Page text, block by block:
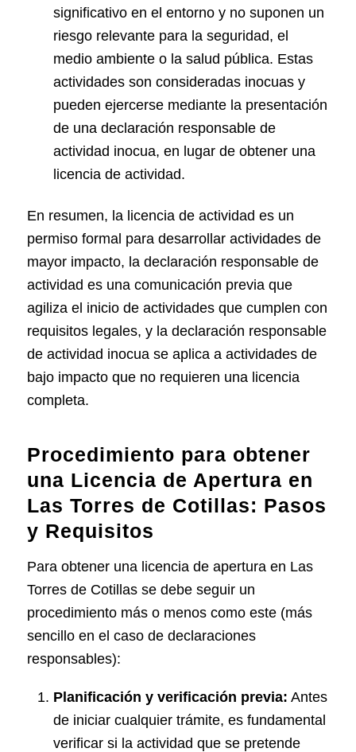
significativo en el entorno y no suponen un
riesgo relevante para la seguridad, el
medio ambiente o la salud pública. Estas
actividades son consideradas inocuas y
pueden ejercerse mediante la presentación
de una declaración responsable de
actividad inocua, en lugar de obtener una
licencia de actividad.
En resumen, la licencia de actividad es un
permiso formal para desarrollar actividades de
mayor impacto, la declaración responsable de
actividad es una comunicación previa que
agiliza el inicio de actividades que cumplen con
requisitos legales, y la declaración responsable
de actividad inocua se aplica a actividades de
bajo impacto que no requieren una licencia
completa.
Procedimiento para obtener
una Licencia de Apertura en
Las Torres de Cotillas: Pasos
y Requisitos
Para obtener una licencia de apertura en Las
Torres de Cotillas se debe seguir un
procedimiento más o menos como este (más
sencillo en el caso de declaraciones
responsables):
Planificación y verificación previa: Antes
de iniciar cualquier trámite, es fundamental
verificar si la actividad que se pretende